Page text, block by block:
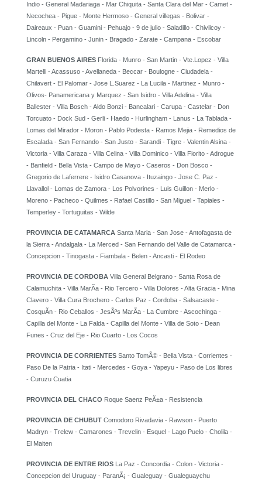
Indio - General Madariaga - Mar Chiquita - Santa Clara del Mar - Camet -
Necochea - Pigue - Monte Hermoso - General villegas - Bolivar -
Daireaux - Puan - Guamini - Pehuajo - 9 de julio - Saladillo - Chivilcoy -
Lincoln - Pergamino - Junin - Bragado - Zarate - Campana - Escobar
GRAN BUENOS AIRES Florida - Munro - San Martin - Vte.Lopez - Villa
Martelli - Acassuso - Avellaneda - Beccar - Boulogne - Ciudadela -
Chilavert - El Palomar - Jose L.Suarez - La Lucila - Martinez - Munro -
Olivos- Panamericana y Marquez - San Isidro - Villa Adelina - Villa
Ballester - Villa Bosch - Aldo Bonzi - Bancalari - Carupa - Castelar - Don
Torcuato - Dock Sud - Gerli - Haedo - Hurlingham - Lanus - La Tablada -
Lomas del Mirador - Moron - Pablo Podesta - Ramos Mejia - Remedios de
Escalada - San Fernando - San Justo - Sarandi - Tigre - Valentin Alsina -
Victoria - Villa Caraza - Villa Celina - Villa Dominico - Villa Fiorito - Adrogue
- Banfield - Bella Vista - Campo de Mayo - Caseros - Don Bosco -
Gregorio de Laferrere - Isidro Casanova - Ituzaingo - Jose C. Paz -
Llavallol - Lomas de Zamora - Los Polvorines - Luis Guillon - Merlo -
Moreno - Pacheco - Quilmes - Rafael Castillo - San Miguel - Tapiales -
Temperley - Tortuguitas - Wilde
PROVINCIA DE CATAMARCA Santa Maria - San Jose - Antofagasta de
la Sierra - Andalgala - La Merced - San Fernando del Valle de Catamarca -
Concepcion - Tinogasta - Fiambala - Belen - Ancasti - El Rodeo
PROVINCIA DE CORDOBA Villa General Belgrano - Santa Rosa de
Calamuchita - Villa MarÃ­a - Rio Tercero - Villa Dolores - Alta Gracia - Mina
Clavero - Villa Cura Brochero - Carlos Paz - Cordoba - Salsacaste -
CosquÃ­n - Rio Ceballos - JesÃºs MarÃ­a - La Cumbre - Ascochinga -
Capilla del Monte - La Falda - Capilla del Monte - Villa de Soto - Dean
Funes - Cruz del Eje - Rio Cuarto - Los Cocos
PROVINCIA DE CORRIENTES Santo TomÃ© - Bella Vista - Corrientes -
Paso De la Patria - Itati - Mercedes - Goya - Yapeyu - Paso de Los libres
- Curuzu Cuatia
PROVINCIA DEL CHACO Roque Saenz PeÃ±a - Resistencia
PROVINCIA DE CHUBUT Comodoro Rivadavia - Rawson - Puerto
Madryn - Trelew - Camarones - Trevelin - Esquel - Lago Puelo - Cholila -
El Maiten
PROVINCIA DE ENTRE RIOS La Paz - Concordia - Colon - Victoria -
Concepcion del Uruguay - ParanÃ¡ - Gualeguay - Gualeguaychu